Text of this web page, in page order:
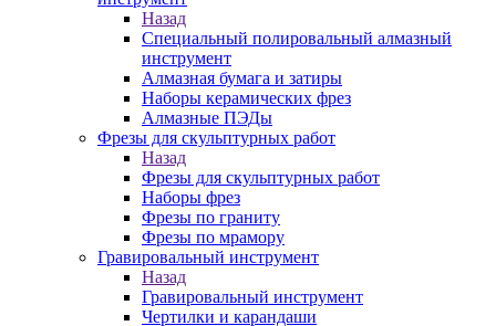
Назад
Специальный полировальный алмазный
инструмент
Алмазная бумага и затиры
Наборы керамических фрез
Алмазные ПЭДы
Фрезы для скульптурных работ
Назад
Фрезы для скульптурных работ
Наборы фрез
Фрезы по граниту
Фрезы по мрамору
Гравировальный инструмент
Назад
Гравировальный инструмент
Чертилки и карандаши